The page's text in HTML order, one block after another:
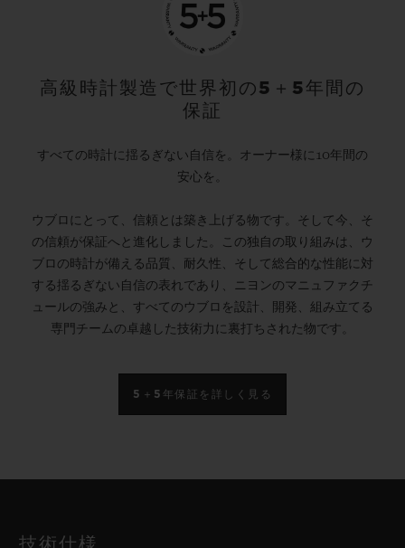
高級時計製造で世界初の5＋5年間の
保証
すべての時計に揺るぎない自信を。オーナー様に10年間の
安心を。
ウブロにとって、信頼とは築き上げる物です。そして今、そ
の信頼が保証へと進化しました。この独自の取り組みは、ウ
ブロの時計が備える品質、耐久性、そして総合的な性能に対
する揺るぎない自信の表れであり、ニヨンのマニュファクチ
ュールの強みと、すべてのウブロを設計、開発、組み立てる
専門チームの卓越した技術力に裏打ちされた物です。
5＋5年保証を詳しく見る
技術仕様